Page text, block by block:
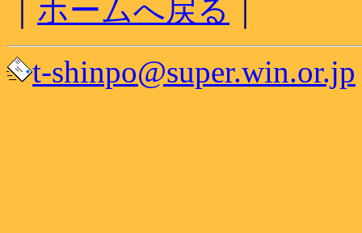
｜ ホームへ戻る ｜
t-shinpo@super.win.or.jp